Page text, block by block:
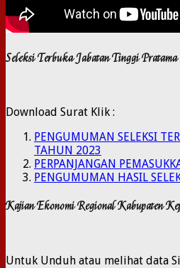
Seleksi Terbuka Jabatan Tinggi
Download Surat Klik :
PENGUMUMAN SELEKSI
TAHUN 2023
PERPANJANGAN
PENGUMUMAN HASIL
Kajian Ekonomi Regional Kabupaten
Untuk Unduh atau melihat data